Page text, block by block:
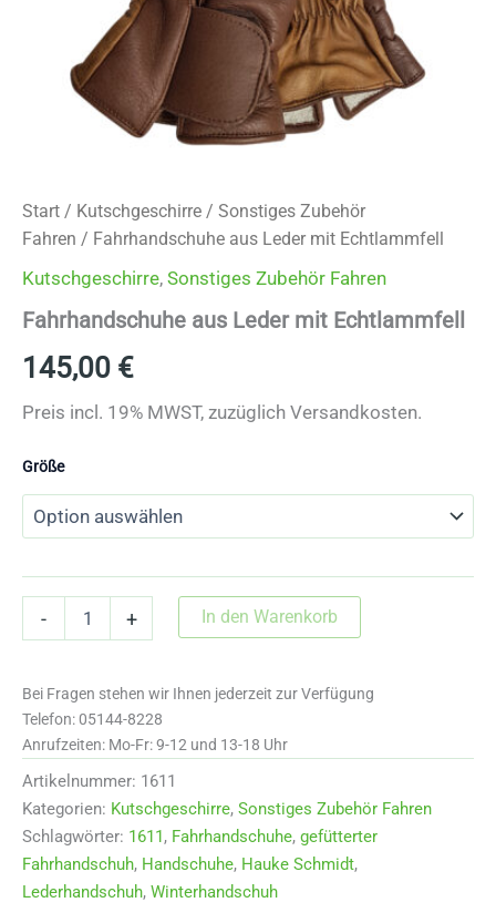
Start / Kutschgeschirre / Sonstiges Zubehör
Fahren / Fahrhandschuhe aus Leder mit Echtlammfell
Kutschgeschirre, Sonstiges Zubehör Fahren
Fahrhandschuhe aus Leder mit Echtlammfell
145,00 €
Preis incl. 19% MWST, zuzüglich Versandkosten.
Größe
-
Echtlammfell
Menge
+ In den Warenkorb
Bei Fragen stehen wir Ihnen jederzeit zur Verfügung
Telefon: 05144-8228
Anrufzeiten: Mo-Fr: 9-12 und 13-18 Uhr
Artikelnummer: 1611
Kategorien: Kutschgeschirre, Sonstiges Zubehör Fahren
Schlagwörter: 1611, Fahrhandschuhe, gefütterter
Fahrhandschuh, Handschuhe, Hauke Schmidt,
Lederhandschuh, Winterhandschuh